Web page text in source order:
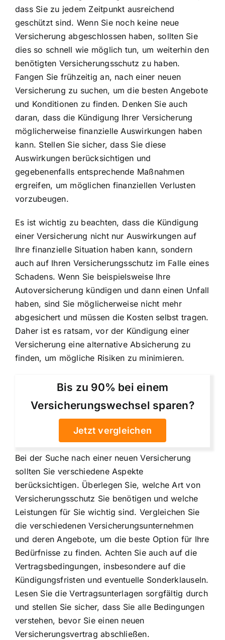
dass Sie zu jedem Zeitpunkt ausreichend
geschützt sind. Wenn Sie noch keine neue
Versicherung abgeschlossen haben, sollten Sie
dies so schnell wie möglich tun, um weiterhin den
benötigten Versicherungsschutz zu haben.
Fangen Sie frühzeitig an, nach einer neuen
Versicherung zu suchen, um die besten Angebote
und Konditionen zu finden. Denken Sie auch
daran, dass die Kündigung Ihrer Versicherung
möglicherweise finanzielle Auswirkungen haben
kann. Stellen Sie sicher, dass Sie diese
Auswirkungen berücksichtigen und
gegebenenfalls entsprechende Maßnahmen
ergreifen, um möglichen finanziellen Verlusten
vorzubeugen.
Es ist wichtig zu beachten, dass die Kündigung
einer Versicherung nicht nur Auswirkungen auf
Ihre finanzielle Situation haben kann, sondern
auch auf Ihren Versicherungsschutz im Falle eines
Schadens. Wenn Sie beispielsweise Ihre
Autoversicherung kündigen und dann einen Unfall
haben, sind Sie möglicherweise nicht mehr
abgesichert und müssen die Kosten selbst tragen.
Daher ist es ratsam, vor der Kündigung einer
Versicherung eine alternative Absicherung zu
finden, um mögliche Risiken zu minimieren.
Bis zu 90% bei einem
Versicherungswechsel sparen?
Jetzt vergleichen
Bei der Suche nach einer neuen Versicherung
sollten Sie verschiedene Aspekte
berücksichtigen. Überlegen Sie, welche Art von
Versicherungsschutz Sie benötigen und welche
Leistungen für Sie wichtig sind. Vergleichen Sie
die verschiedenen Versicherungsunternehmen
und deren Angebote, um die beste Option für Ihre
Bedürfnisse zu finden. Achten Sie auch auf die
Vertragsbedingungen, insbesondere auf die
Kündigungsfristen und eventuelle Sonderklauseln.
Lesen Sie die Vertragsunterlagen sorgfältig durch
und stellen Sie sicher, dass Sie alle Bedingungen
verstehen, bevor Sie einen neuen
Versicherungsvertrag abschließen.